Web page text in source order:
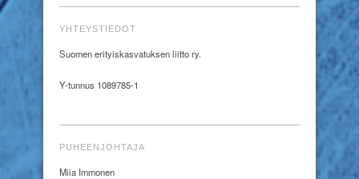
YHTEYSTIEDOT
Suomen erityiskasvatuksen liitto ry.
Y-tunnus 1089785-1
PUHEENJOHTAJA
Miia Immonen